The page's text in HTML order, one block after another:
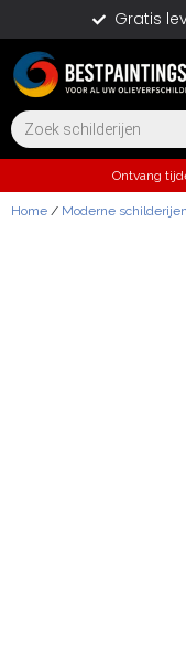
Gratis
Ontvang
Home / Moderne schilderijen